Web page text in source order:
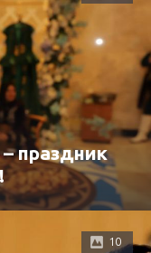
праздник
10